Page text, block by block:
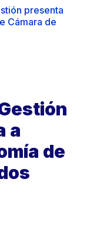
presenta
Cámara de
a
de